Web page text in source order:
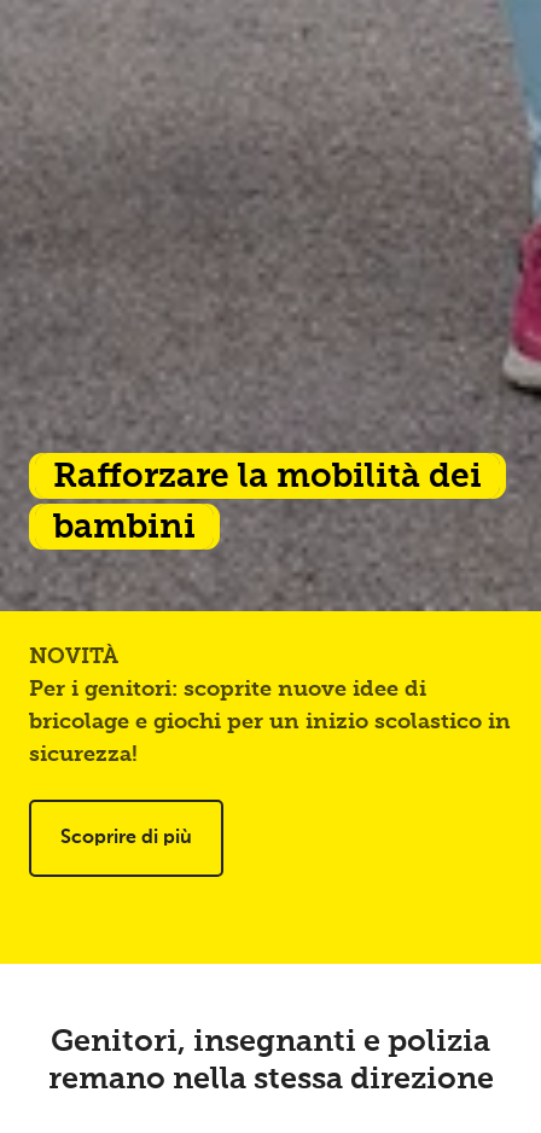
Rafforzare la mobilità dei
bambini
NOVITÀ
Per i genitori: scoprite nuove idee di
bricolage e giochi per un inizio scolastico in
sicurezza!
Scoprire di più
Genitori, insegnanti e polizia
remano nella stessa direzione